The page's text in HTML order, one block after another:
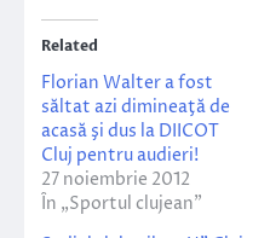
Related
Florian Walter a fost
săltat azi dimineaţă de
acasă şi dus la DIICOT
Cluj pentru audieri!
27 noiembrie 2012
În „Sportul clujean”